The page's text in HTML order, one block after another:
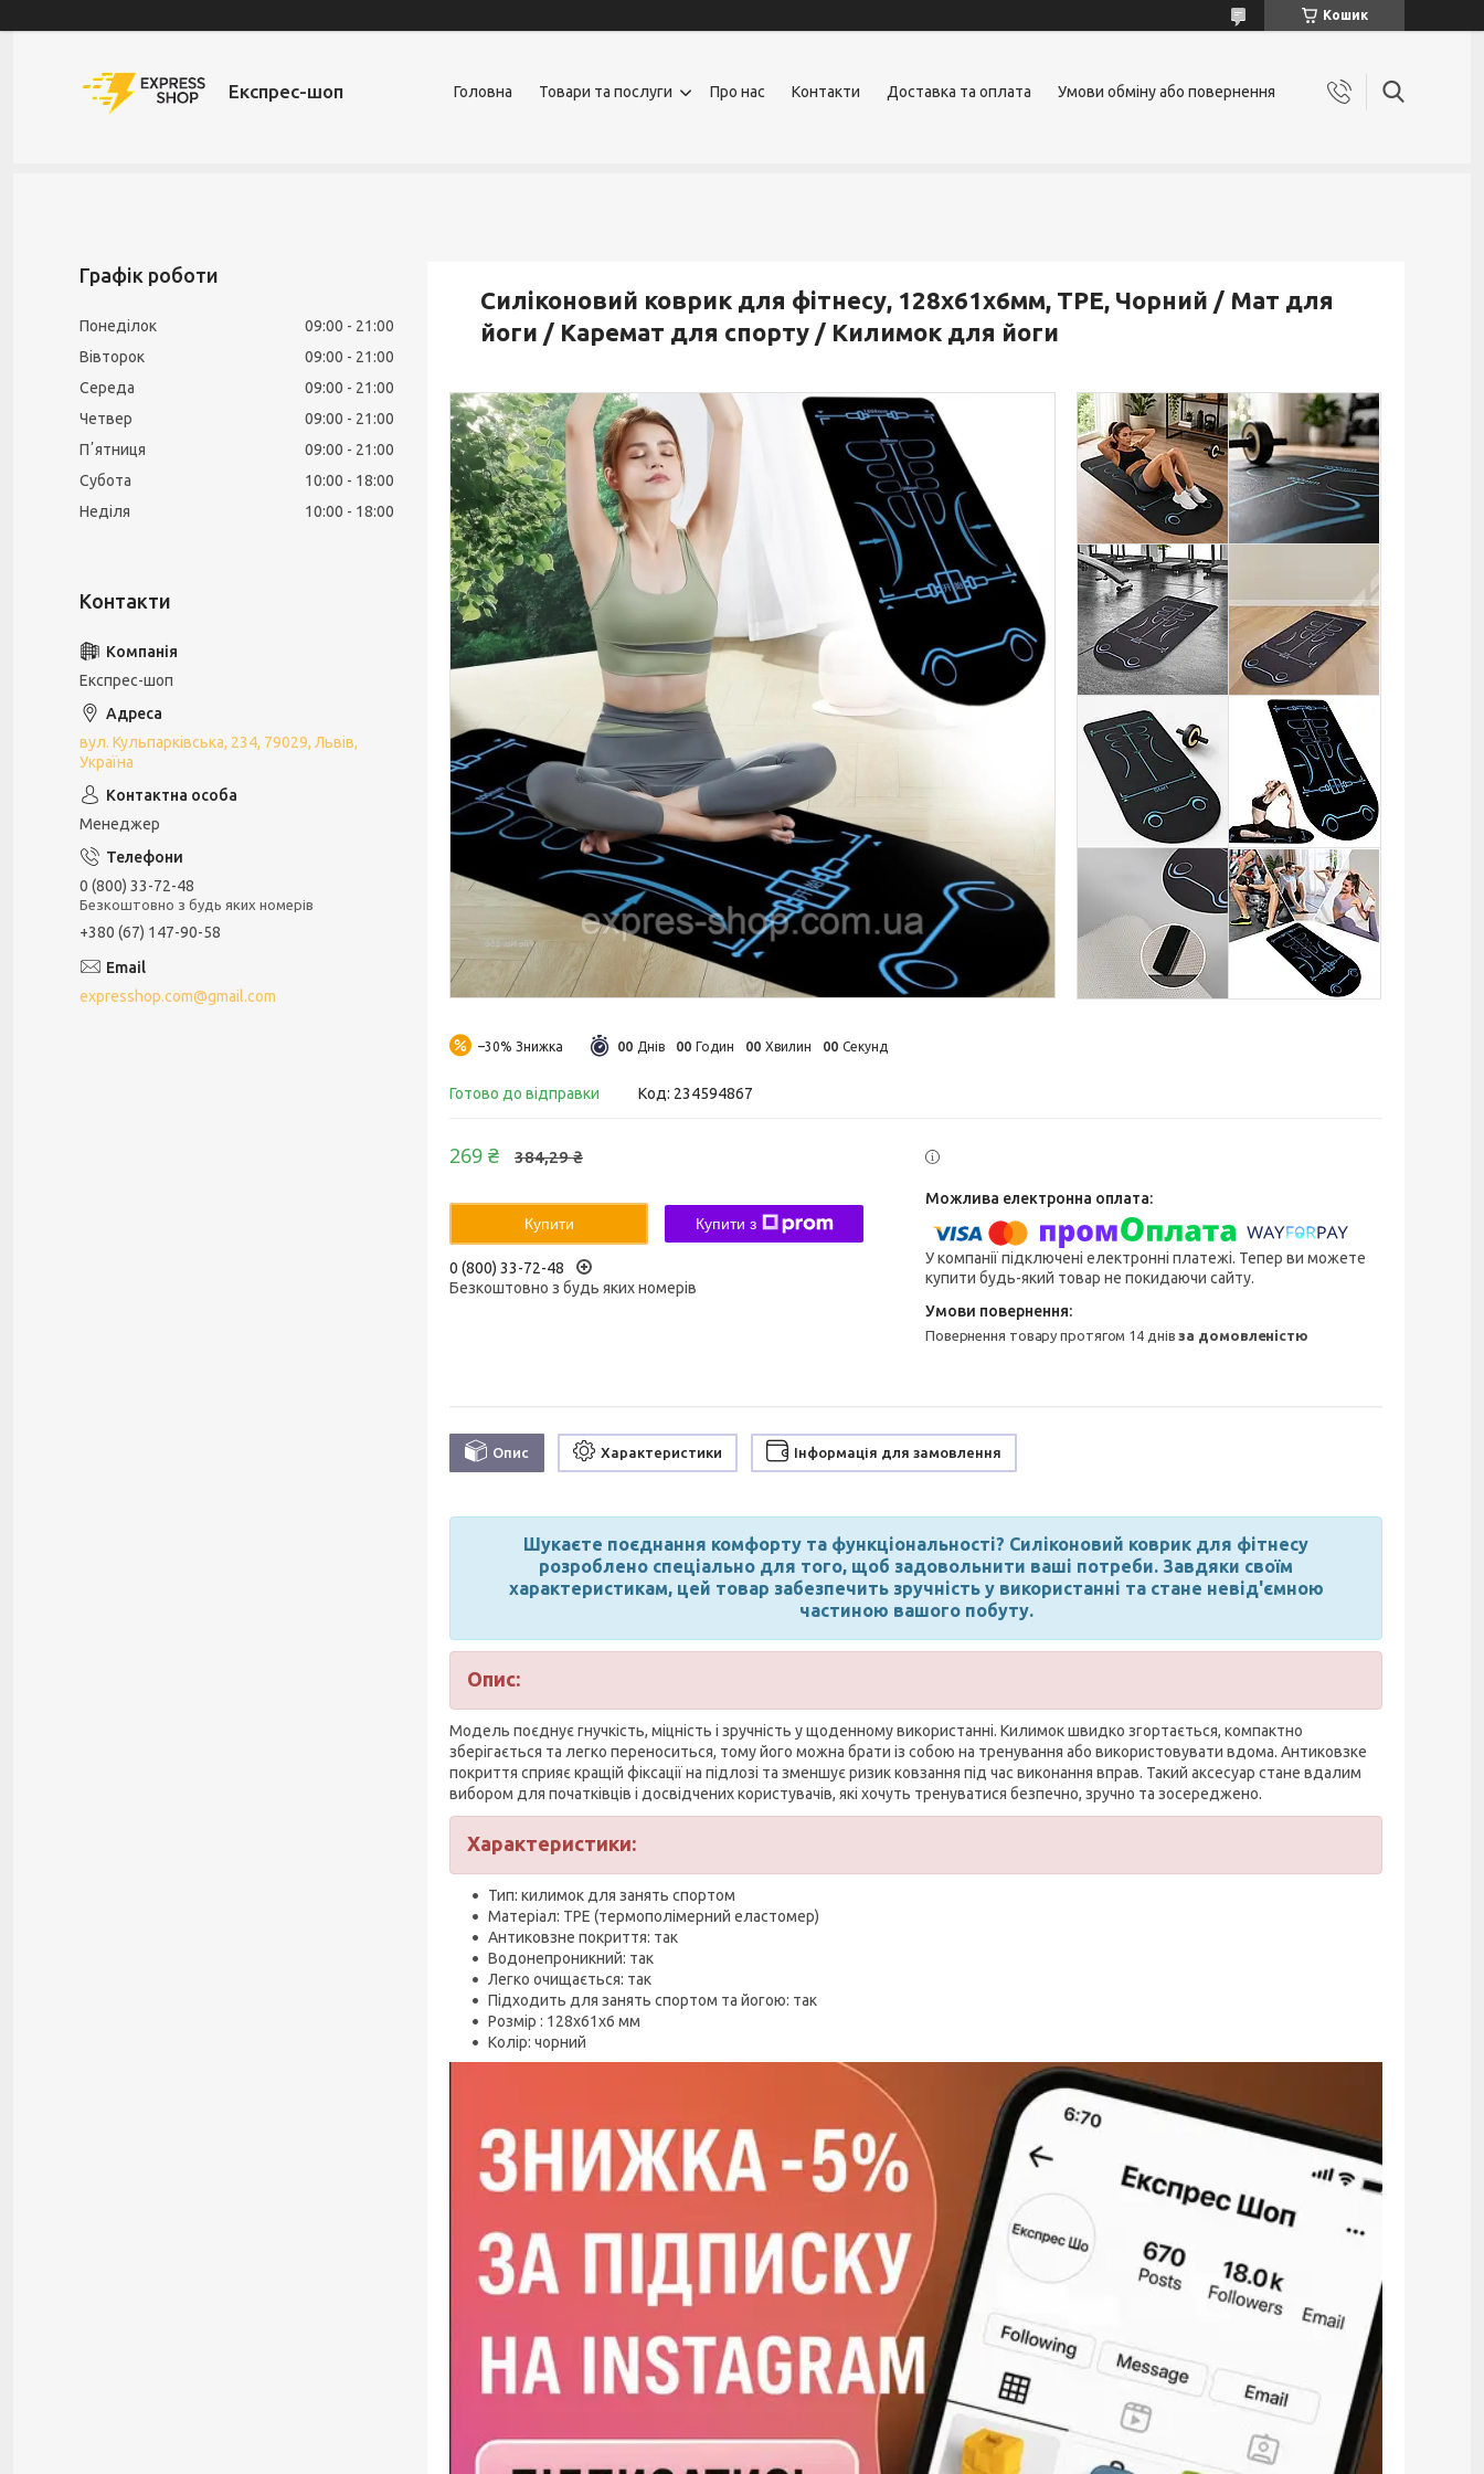
Кошик
Експрес-шоп Головна Товари та послуги Про нас Контакти Доставка та оплата Умови обміну або повернення
Силіконовий коврик для фітнесу, 128х61х6мм, TPE, Чорний / Мат для
йоги / Каремат для спорту / Килимок для йоги
–30% 00 Днів 00 Годин 00 Хвилин 00 Секунд
Готово до відправки Код: 234594867
384,29 ₴
269 ₴
Купити Купити з
0 (800) 33-72-48
Безкоштовно з будь яких номерів
У компанії підключені електронні платежі. Тепер ви можете
купити будь-який товар не покидаючи сайту.
повернення товару протягом 14 днівза домовленістю
Опис Характеристики Інформація для замовлення
Шукаєте поєднання комфорту та функціональності? Силіконовий коврик для фітнесу
розроблено спеціально для того, щоб задовольнити ваші потреби. Завдяки своїм
характеристикам, цей товар забезпечить зручність у використанні та стане невід'ємною
частиною вашого побуту.
Опис:
Модель поєднує гнучкість, міцність і зручність у щоденному використанні. Килимок швидко згортається, компактно
зберігається та легко переноситься, тому його можна брати із собою на тренування або використовувати вдома. Антиковзке
покриття сприяє кращій фіксації на підлозі та зменшує ризик ковзання під час виконання вправ. Такий аксесуар стане вдалим
вибором для початківців і досвідчених користувачів, які хочуть тренуватися безпечно, зручно та зосереджено.
Характеристики:
Тип: килимок для занять спортом
Матеріал: TPE (термополімерний еластомер)
Антиковзне покриття: так
Водонепроникний: так
Легко очищається: так
Підходить для занять спортом та йогою: так
Розмір : 128х61х6 мм
Колір: чорний
Графік роботи
Понеділок 09:00
21:00
Вівторок
09:00
21:00
Середа
09:00
21:00
Четвер
09:00
21:00
Пʼятниця
09:00
21:00
Субота
10:00
18:00
Неділя
10:00 18:00
Експрес-шоп
вул. Кульпарківська, 234, 79029, Львів,
Україна
Менеджер
0 (800) 33-72-48
Безкоштовно з будь яких номерів
+380 (67) 147-90-58
expresshop.com@gmail.com